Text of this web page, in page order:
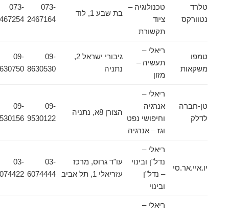
טלרד
נטוורקס
טכנולוגיה –
תקשורת
בת שבע 1, לוד
073-
2467164
073-
2467254
טמפו
משקאות
ריאלי –
תעשיה –
גיבורי ישראל 2,
נתניה
8630530
8630750
טן-חברה
לדלק
ריאלי –
אנרגיה
וחיפושי נפט
וגז – אנרגיה
הצורן 8א, נתניה
9530122
9530156
יו.איי.אר.סי
ריאלי –
נדל"ן ובינוי
– נדל"ן
ובינוי
עו"ד גרוס, מרכז
עזריאלי 1, תל אביב
6074444
6074422
ריאלי –